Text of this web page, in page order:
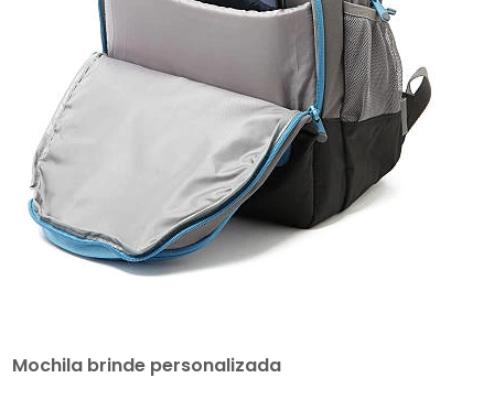
Mochila brinde personalizada